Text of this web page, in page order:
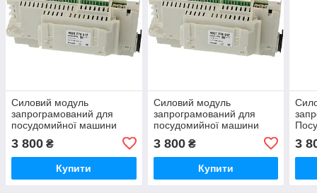
Силовий модуль
запрограмований для
посудомийної машини
3 800 ₴
Купити
Силовий модуль
запрограмований для
посудомийної машини
3 800₴
Купити
3